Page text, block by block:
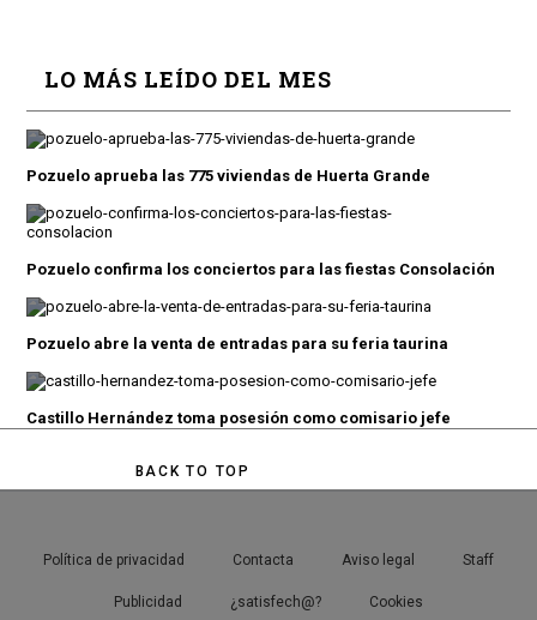
LO MÁS LEÍDO DEL MES
Pozuelo aprueba las 775 viviendas de Huerta Grande
Pozuelo confirma los conciertos para las fiestas Consolación
Pozuelo abre la venta de entradas para su feria taurina
Castillo Hernández toma posesión como comisario jefe
BACK TO TOP
Política de privacidad Contacta Aviso legal Staff
Publicidad ¿satisfech@? Cookies